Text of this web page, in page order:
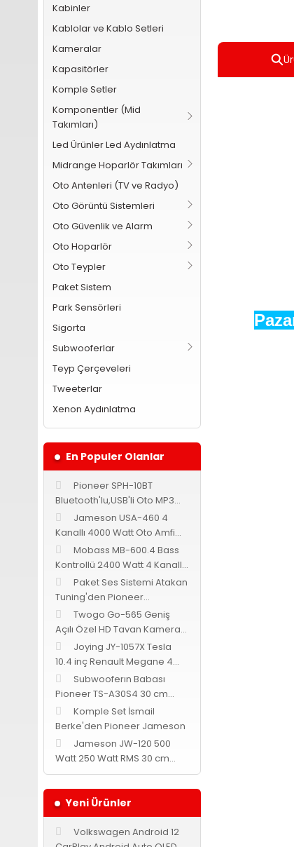
Kabinler
Kablolar ve Kablo Setleri
Kameralar
Kapasitörler
Komple Setler
Komponentler (Mid
Takımları)
Led Ürünler Led Aydınlatma
Midrange Hoparlör Takımları
Oto Antenleri (TV ve Radyo)
Oto Görüntü Sistemleri
Oto Güvenlik ve Alarm
Oto Hoparlör
Oto Teypler
Paket Sistem
Park Sensörleri
Sigorta
Subwooferlar
Teyp Çerçeveleri
Tweeterlar
Xenon Aydınlatma
En Populer Olanlar
Pioneer SPH-10BT
Bluetooth'lu,USB'li Oto MP3
TeypJameson USA-460 4
Kanallı 4000 Watt Oto Amfi
Bass Kontrollü
Mobass MB-600.4 Bass
Kontrollü 2400 Watt 4 Kanallı
Oto Amfi
Paket Ses Sistemi Atakan
Tuning'den Pioneer
Cadence Jameson
Twogo Go-565 Geniş
Açılı Özel HD Tavan Kamerası
-Siyah-Joying JY-1057X Tesla
10.4 inç Renault Megane 4
Android 9.0
Subwooferın Babası
Pioneer TS-A30S4 30 cm
subwoofer 1400 Watt 400
Watt RMS
Komple Set İsmail
Berke'den Pioneer Jameson
Jameson JW-120 500
Watt 250 Watt RMS 30 cm
Subwoofer
Yeni Ürünler
Volkswagen Android 12